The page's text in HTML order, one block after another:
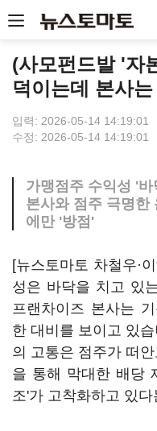
(사모펀드발 '자
덕이는데 본사
입력: 2026-05-14 14:19:01
수정: 2026-05-14 14:19:01
가맹점주 수익성 '
본사와 점주 극명
에만 '방점'
[뉴스토마토 차철우·
성은 바닥을 치고 있
프랜차이즈 본사는
한 대비를 보이고 있
의 고통은 점주가 떠
을 통해 막대한 배당
조'가 고착화하고 있